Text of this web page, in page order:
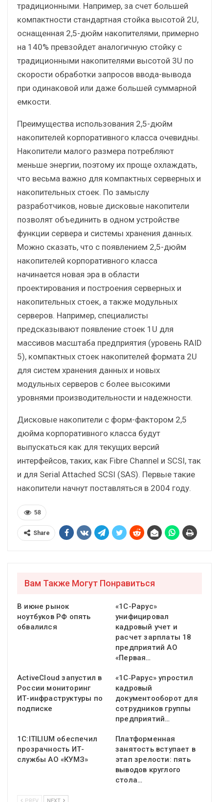
традиционными. Например, за счет большей
компактности стандартная стойка высотой 2U,
оснащенная 2,5-дюйм накопителями, примерно
на 140% превзойдет аналогичную стойку c
традиционными накопителями высотой 3U по
скорости обработки запросов ввода-вывода
при одинаковой или даже большей суммарной
емкости.
Преимущества использования 2,5-дюйм
накопителей корпоративного класса очевидны.
Накопители малого размера потребляют
меньше энергии, поэтому их проще охлаждать,
что весьма важно для компактных серверных и
накопительных стоек. По замыслу
разработчиков, новые дисковые накопители
позволят объединить в одном устройстве
функции сервера и системы хранения данных.
Можно сказать, что с появлением 2,5-дюйм
накопителей корпоративного класса
начинается новая эра в области
проектирования и построения серверных и
накопительных стоек, а также модульных
серверов. Например, специалисты
предсказывают появление стоек 1U для
массивов масштаба предприятия (уровень RAID
5), компактных стоек накопителей формата 2U
для систем хранения данных и новых
модульных серверов с более высокими
уровнями производительности и надежности.
Дисковые накопители с форм-фактором 2,5
дюйма корпоративного класса будут
выпускаться как для текущих версий
интерфейсов, таких, как Fibre Channel и SCSI, так
и для Serial Attached SCSI (SAS). Первые такие
накопители начнут поставляться в 2004 году.
58
Share
Вам Также Могут Понравиться
В июне рынок
ноутбуков РФ опять
обвалился
«1С-Рарус»
унифицировал
кадровый учет и
расчет зарплаты 18
предприятий АО
«Первая…
ActiveCloud запустил в
России мониторинг
ИТ-инфраструктуры по
подписке
«1С‑Рарус» упростил
кадровый
документооборот для
сотрудников группы
предприятий…
1С:ITILIUM обеспечил
прозрачность ИТ-
службы АО «КУМЗ»
Платформенная
занятость вступает в
этап зрелости: пять
выводов круглого
стола…